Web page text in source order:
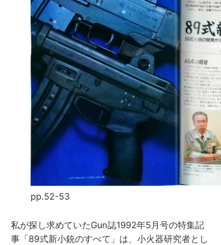
pp.52-53
私が探し求めていたGun誌1992年5月号の特集記
事「89式新小銃のすべて」は、小火器研究者とし